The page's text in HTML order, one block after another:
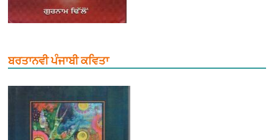
ਬਰਤਾਨਵੀ ਪੰਜਾਬੀ ਕਵਿਤਾ